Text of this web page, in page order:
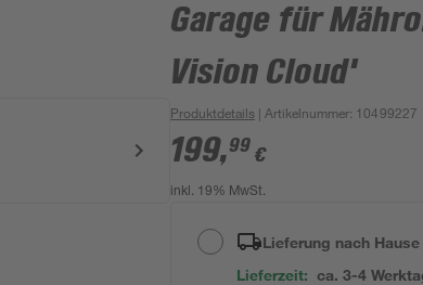
Garage für
Vision Cloud'
Produktdetails | Artikelnummer: 10499227
199,99 €
inkl. 19% MwSt.
Lieferung nach Hause
Lieferzeit: ca. 3-4